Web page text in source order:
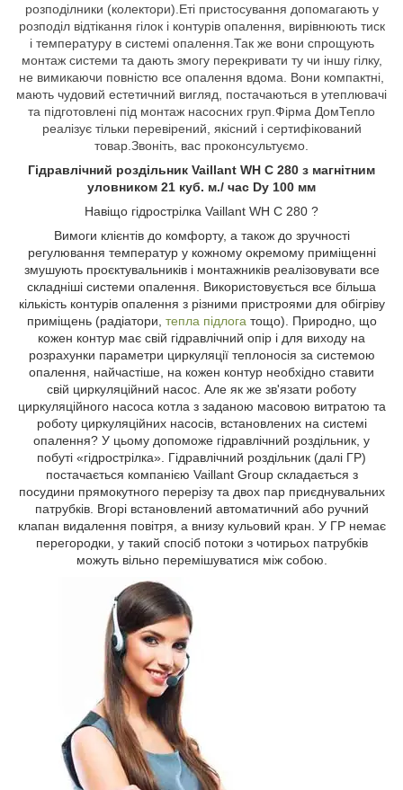
розподілники (колектори).Еті пристосування допомагають у
розподіл відтікання гілок і контурів опалення, вирівнюють тиск
і температуру в системі опалення.Так же вони спрощують
монтаж системи та дають змогу перекривати ту чи іншу гілку,
не вимикаючи повністю все опалення вдома. Вони компактні,
мають чудовий естетичний вигляд, постачаються в утеплювачі
та підготовлені під монтаж насосних груп.Фірма ДомТепло
реалізує тільки перевірений, якісний і сертифікований
товар.Звоніть, вас проконсультуємо.
Гідравлічний роздільник Vaillant WH C 280 з магнітним
уловником 21 куб. м./ час Dy 100 мм
Навіщо гідрострілка Vaillant WH C 280 ?
Вимоги клієнтів до комфорту, а також до зручності
регулювання температур у кожному окремому приміщенні
змушують проєктувальників і монтажників реалізовувати все
складніші системи опалення. Використовується все більша
кількість контурів опалення з різними пристроями для обігріву
приміщень (радіатори, тепла підлога тощо). Природно, що
кожен контур має свій гідравлічний опір і для виходу на
розрахунки параметри циркуляції теплоносія за системою
опалення, найчастіше, на кожен контур необхідно ставити
свій циркуляційний насос. Але як же зв'язати роботу
циркуляційного насоса котла з заданою масовою витратою та
роботу циркуляційних насосів, встановлених на системі
опалення? У цьому допоможе гідравлічний роздільник, у
побуті «гідрострілка». Гідравлічний роздільник (далі ГР)
постачається компанією Vaillant Group складається з
посудини прямокутного перерізу та двох пар приєднувальних
патрубків. Вгорі встановлений автоматичний або ручний
клапан видалення повітря, а внизу кульовий кран. У ГР немає
перегородки, у такий спосіб потоки з чотирьох патрубків
можуть вільно перемішуватися між собою.